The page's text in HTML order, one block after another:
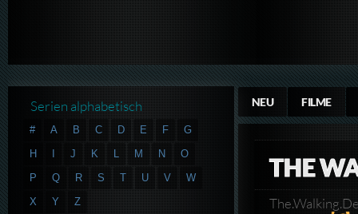
NEU FILME
THE
Serien alphabetisch
# A B C D E F
G
H
I J K L M N
O
P
Q R S T U V
W
X
Y Z